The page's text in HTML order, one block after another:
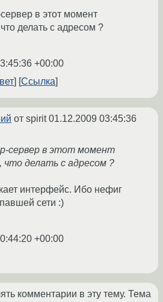
в этот момент
делать с адресом ?
+00:00
Ссылка
от spirit01.12.2009 03:45:36
сервер в этот момент
что делать с адресом ?
интерфейс. Ибо нефиг
сети :)
+00:00
комментарии в эту тему. Тема